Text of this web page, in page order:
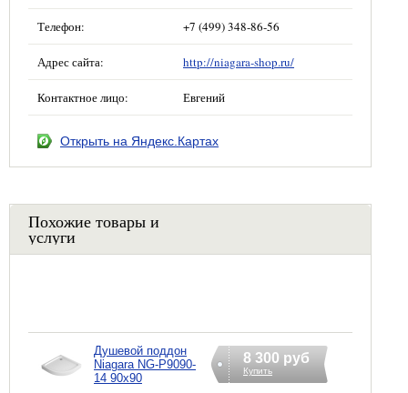
Телефон: +7 (499) 348-86-56
Адрес сайта: http://niagara-shop.ru/
Контактное лицо: Евгений
Открыть на Яндекс.Картах
Похожие товары и
услуги
Душевой поддон
Niagara NG-P9090-
14 90x90
8 300 руб
Купить